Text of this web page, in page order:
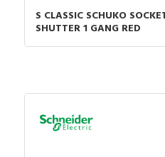
S CLASSIC SCHUKO
SHUTTER 1 GANG RED